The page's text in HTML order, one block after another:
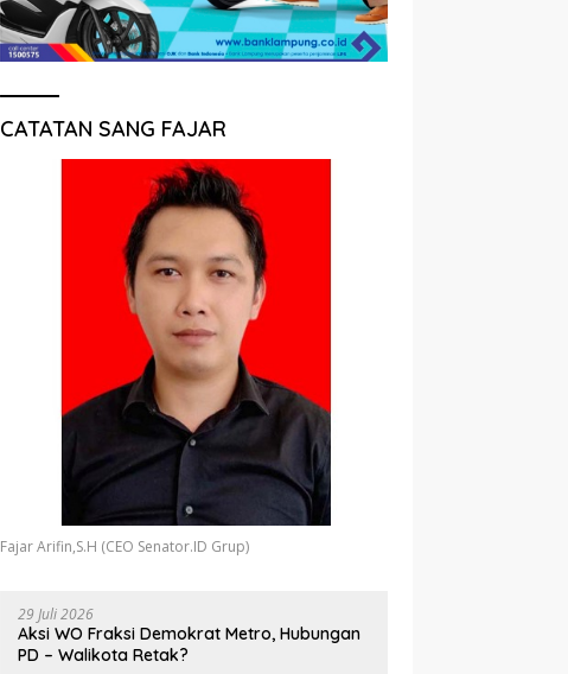
CATATAN SANG FAJAR
Fajar Arifin,S.H (CEO Senator.ID Grup)
29 Juli 2026
Aksi WO Fraksi Demokrat Metro, Hubungan
PD – Walikota Retak?